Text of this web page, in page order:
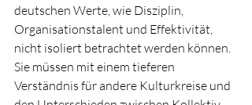
deutschen Werte, wie Disziplin,
Organisationstalent und Effektivität,
nicht isoliert betrachtet werden können.
Sie müssen mit einem tieferen
Verständnis für andere Kulturkreise und